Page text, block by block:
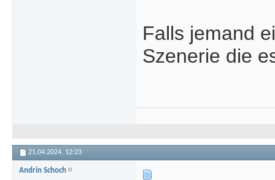
Falls jemand
Szenerie die
21.04.2024, 12:23
Andrin Schoch